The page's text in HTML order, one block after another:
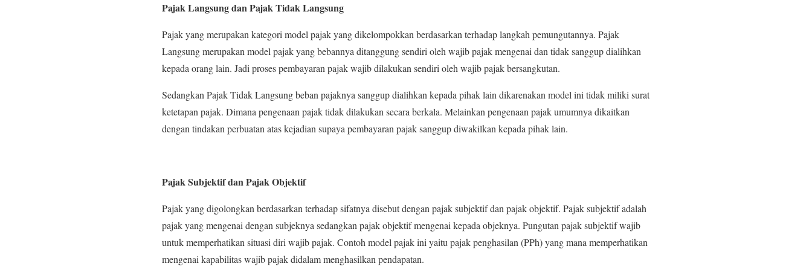
Pajak Langsung dan Pajak Tidak Langsung
Pajak yang merupakan kategori model pajak yang dikelompokkan berdasarkan terhadap langkah pemungutannya. Pajak
Langsung merupakan model pajak yang bebannya ditanggung sendiri oleh wajib pajak mengenai dan tidak sanggup dialihkan
kepada orang lain. Jadi proses pembayaran pajak wajib dilakukan sendiri oleh wajib pajak bersangkutan.
Sedangkan Pajak Tidak Langsung beban pajaknya sanggup dialihkan kepada pihak lain dikarenakan model ini tidak miliki surat
ketetapan pajak. Dimana pengenaan pajak tidak dilakukan secara berkala. Melainkan pengenaan pajak umumnya dikaitkan
dengan tindakan perbuatan atas kejadian supaya pembayaran pajak sanggup diwakilkan kepada pihak lain.
Pajak Subjektif dan Pajak Objektif
Pajak yang digolongkan berdasarkan terhadap sifatnya disebut dengan pajak subjektif dan pajak objektif. Pajak subjektif adalah
pajak yang mengenai dengan subjeknya sedangkan pajak objektif mengenai kepada objeknya. Pungutan pajak subjektif wajib
untuk memperhatikan situasi diri wajib pajak. Contoh model pajak ini yaitu pajak penghasilan (PPh) yang mana memperhatikan
mengenai kapabilitas wajib pajak didalam menghasilkan pendapatan.